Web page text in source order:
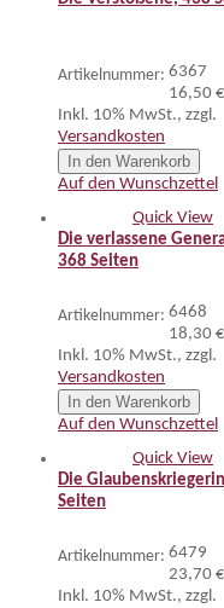
Artikelnummer: 6367
16,50 €
Inkl. 10% MwSt., zzgl.
Versandkosten
In den Warenkorb
Auf den Wunschzettel
Quick View
Die verlassene
368 Seiten
Artikelnummer: 6468
18,30 €
Inkl. 10% MwSt., zzgl.
Versandkosten
In den Warenkorb
Auf den Wunschzettel
Quick View
Die
Seiten
Artikelnummer: 6479
23,70 €
Inkl. 10% MwSt., zzgl.